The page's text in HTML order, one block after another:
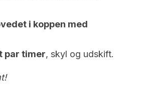
i koppen med
par timer, skyl og udskift.